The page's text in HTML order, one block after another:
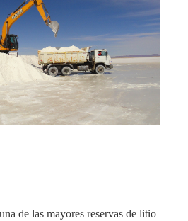
de las mayores reservas de litio